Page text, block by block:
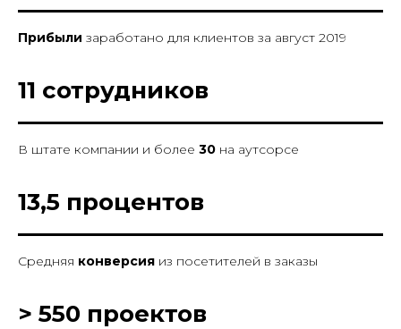
Прибыли заработано для клиентов за август 2019
11 сотрудников
В штате компании и более 30 на аутсорсе
13,5 процентов
Средняя конверсия из посетителей в заказы
> 550 проектов